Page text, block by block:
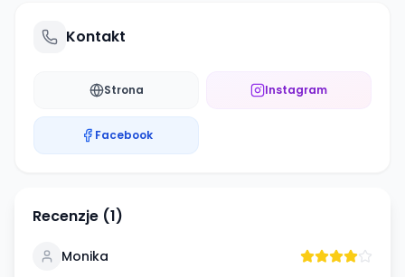
Kontakt
Strona Instagram
Facebook
Recenzje (1)
Monika